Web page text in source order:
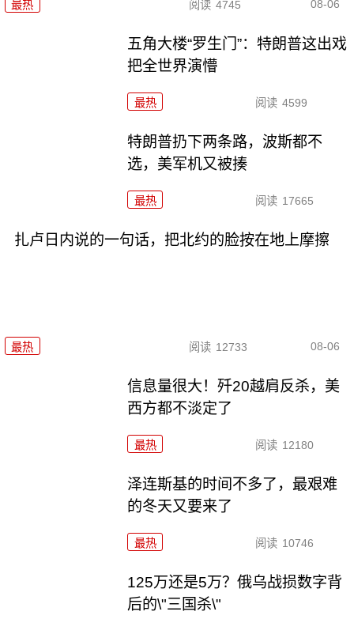
最热 阅读 4745 08-06
五角大楼“罗生门”：特朗普这出戏
把全世界演懵
最热 阅读 4599
特朗普扔下两条路，波斯都不
选，美军机又被揍
最热 阅读 17665
扎卢日内说的一句话，把北约的脸按在地上摩擦
最热 阅读 12733 08-06
信息量很大！歼20越肩反杀，美
西方都不淡定了
最热 阅读 12180
泽连斯基的时间不多了，最艰难
的冬天又要来了
最热 阅读 10746
125万还是5万？俄乌战损数字背
后的\"三国杀\"